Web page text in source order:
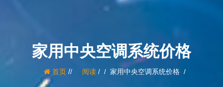
家用中央空调系统价格
首页/ 阅读/ 家用中央空调系统价格